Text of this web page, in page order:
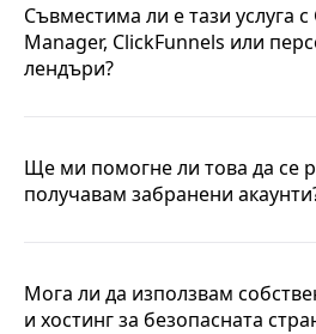
Съвместима ли е тази услуга с
Manager, ClickFunnels или
лендъри?
Ще ми помогне ли това да се
получавам забранени
Мога ли да използвам
и хостинг за безопасната